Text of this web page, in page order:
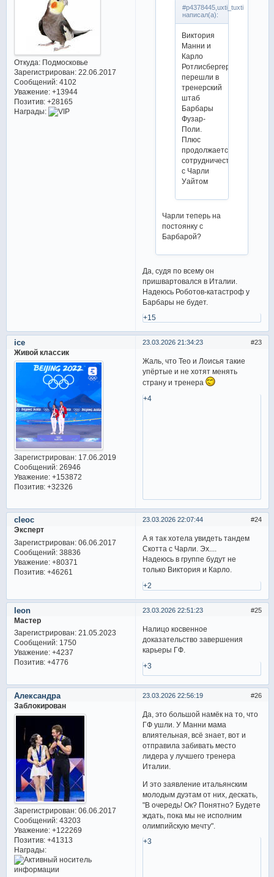
Откуда:Подмосковье
Зарегистрирован: 22.06.2017
Сообщений:4102
Уважение: +13944
Позитив: +28165
Награды:
#p4378445,uxti_tuxti
написал(а):
Виктория
Манни и
Карло
Ротлисбергер
перешли в
тренерский
штаб
Барбары
Фузар-
Поли.
Плюс
продолжается
сотрудничество
с Чарли
Уайтом
Чарли теперь на
постоянку с
Барбарой?
Да, судя по всему он
пришвартовался в Италии.
Надеюсь Роботов-катастроф у
Барбары не будет.
+15
23
23.03.2026 21:34:23
ice
Живой классик
Зарегистрирован: 17.06.2019
Сообщений:26946
Уважение: +153872
Позитив: +32326
Жаль, что Тео и Лоисья такие
упёртые и не хотят менять
страну и тренера
+4
24
23.03.2026 22:07:44
cleoc
Эксперт
Зарегистрирован: 06.06.2017
Сообщений:38836
Уважение: +80371
Позитив: +46261
А я так хотела увидеть тандем
Скотта с Чарли. Эх....
Надеюсь в группе будут не
только Виктория и Карло.
+2
25
23.03.2026 22:51:23
leon
Мастер
Зарегистрирован: 21.05.2023
Сообщений:1750
Уважение: +4237
Позитив: +4776
Налицо косвенное
доказательство завершения
карьеры ГФ.
+3
26
23.03.2026 22:56:19
Александра
Заблокирован
Зарегистрирован: 06.06.2017
Сообщений:43203
Уважение: +122269
Позитив: +41313
Награды:
Да, это большой намёк на то, что
ГФ ушли. У Манни мама
влиятельная, всё знает, вот и
отправила забивать место
лидера у лучшего тренера
Италии.
И это заявление итальянским
молодым дуэтам от них, дескать,
"В очередь! Ок? Понятно? Будете
ждать, пока мы не исполним
олимпийскую мечту".
+3